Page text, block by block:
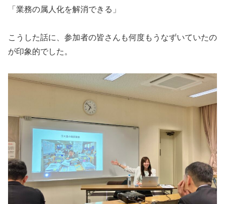
「業務の属人化を解消できる」
こうした話に、参加者の皆さんも何度もうなずいていたの
が印象的でした。